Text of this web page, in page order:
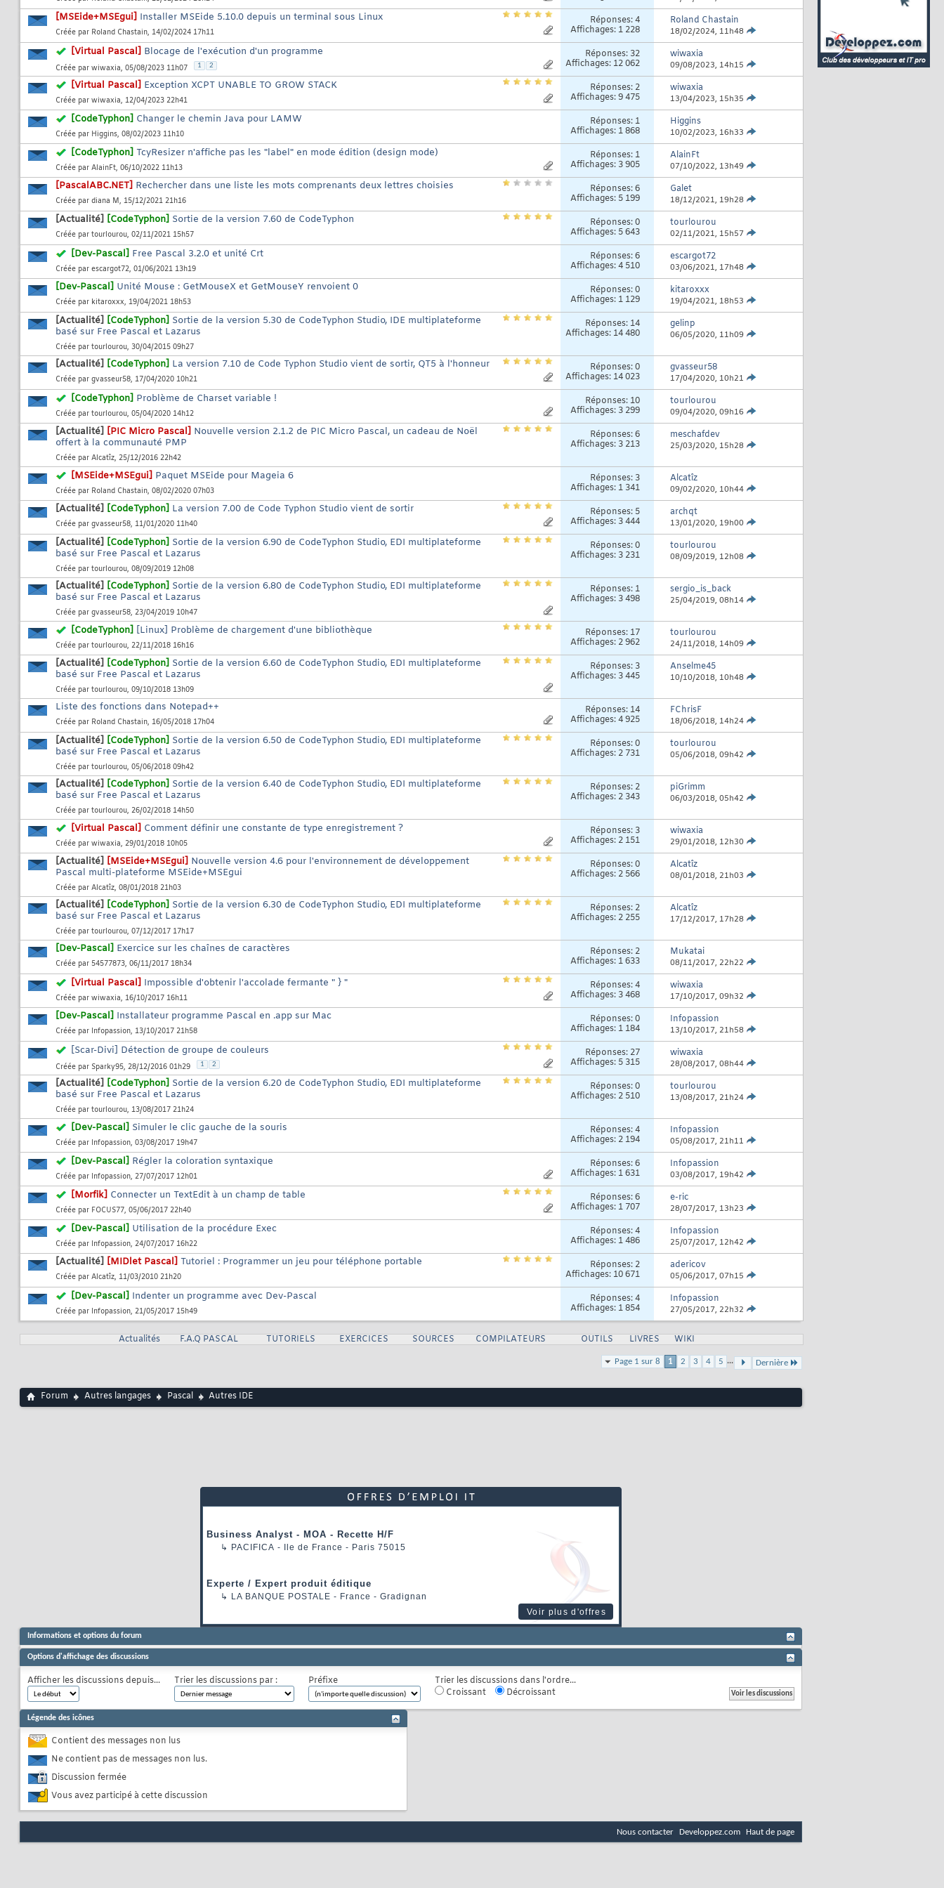
[MSEide+MSEgui] Installer MSEide 5.10.0 depuis un terminal sous Linux
Créée par Roland Chastain, 14/02/2024 17h11
Réponses:4
Affichages: 1 228
Roland Chastain
18/02/2024, 11h48
[Virtual Pascal] Blocage de l'exécution d'un programme
Créée par wiwaxia, 05/08/2023 11h07 1 2
Réponses: 32
Affichages: 12 062
wiwaxia
09/08/2023, 14h15
[Virtual Pascal] Exception XCPT UNABLE TO GROW STACK
Créée par wiwaxia, 12/04/2023 22h41
Réponses: 2
Affichages: 9 475
wiwaxia
13/04/2023, 15h35
[CodeTyphon] Changer le chemin Java pour LAMW
Créée par Higgins, 08/02/2023 11h10
Réponses: 1
Affichages: 1 868
Higgins
10/02/2023, 16h33
[CodeTyphon] TcyResizer n'affiche pas les "label" en mode édition (design mode)
Créée par AlainFt, 06/10/2022 11h13
Réponses: 1
Affichages: 3 905
AlainFt
07/10/2022, 13h49
[PascalABC.NET] Rechercher dans une liste les mots comprenants deux lettres choisies
Créée par diana M, 15/12/2021 21h16
Réponses:6
Affichages: 5 199
Galet
18/12/2021, 19h28
[Actualité] [CodeTyphon] Sortie de la version 7.60 de CodeTyphon
Créée par tourlourou, 02/11/2021 15h57
Réponses:0
Affichages: 5 643
tourlourou
02/11/2021, 15h57
[Dev-Pascal] Free Pascal 3.2.0 et unité Crt
Créée par escargot72, 01/06/2021 13h19
Réponses:6
Affichages: 4 510
escargot72
03/06/2021, 17h48
[Dev-Pascal] Unité Mouse : GetMouseX et GetMouseY renvoient 0
Créée par kitaroxxx, 19/04/2021 18h53
Réponses:0
Affichages: 1 129
kitaroxxx
19/04/2021, 18h53
[Actualité] [CodeTyphon] Sortie de la version 5.30 de CodeTyphon Studio, IDE multiplateforme
basé sur Free Pascal et Lazarus
Créée par tourlourou, 30/04/2015 09h27
Réponses: 14
Affichages: 14 480
gelinp
06/05/2020, 11h09
[Actualité] [CodeTyphon] La version 7.10 de Code Typhon Studio vient de sortir, QT5 à l'honneur
Créée par gvasseur58, 17/04/2020 10h21
Réponses:0
Affichages: 14 023
gvasseur58
17/04/2020, 10h21
[CodeTyphon] Problème de Charset variable !
Créée par tourlourou, 05/04/2020 14h12
Réponses: 10
Affichages: 3 299
tourlourou
09/04/2020, 09h16
[Actualité] [PIC Micro Pascal] Nouvelle version 2.1.2 de PIC Micro Pascal, un cadeau de Noël
offert à la communauté PMP
Créée par Alcatîz, 25/12/2016 22h42
Réponses:6
Affichages: 3 213
meschafdev
25/03/2020, 15h28
[MSEide+MSEgui] Paquet MSEide pour Mageia 6
Créée par Roland Chastain, 08/02/2020 07h03
Réponses: 3
Affichages: 1 341
Alcatîz
09/02/2020, 10h44
[Actualité] [CodeTyphon] La version 7.00 de Code Typhon Studio vient de sortir
Créée par gvasseur58, 11/01/2020 11h40
Réponses: 5
Affichages: 3 444
archqt
13/01/2020, 19h00
[Actualité] [CodeTyphon] Sortie de la version 6.90 de CodeTyphon Studio, EDI multiplateforme
basé sur Free Pascal et Lazarus
Créée par tourlourou, 08/09/2019 12h08
Réponses:0
Affichages: 3 231
tourlourou
08/09/2019, 12h08
[Actualité] [CodeTyphon] Sortie de la version 6.80 de CodeTyphon Studio, EDI multiplateforme
basé sur Free Pascal et Lazarus
Créée par gvasseur58, 23/04/2019 10h47
Réponses: 1
Affichages: 3 498
sergio_is_back
25/04/2019, 08h14
[CodeTyphon] [Linux] Problème de chargement d'une bibliothèque
Créée par tourlourou, 22/11/2018 16h16
Réponses: 17
Affichages: 2 962
tourlourou
24/11/2018, 14h09
[Actualité] [CodeTyphon] Sortie de la version 6.60 de CodeTyphon Studio, EDI multiplateforme
basé sur Free Pascal et Lazarus
Créée par tourlourou, 09/10/2018 13h09
Réponses: 3
Affichages: 3 445
Anselme45
10/10/2018, 10h48
Liste des fonctions dans Notepad++
Créée par Roland Chastain, 16/05/2018 17h04
Réponses: 14
Affichages: 4 925
FChrisF
18/06/2018, 14h24
[Actualité] [CodeTyphon] Sortie de la version 6.50 de CodeTyphon Studio, EDI multiplateforme
basé sur Free Pascal et Lazarus
Créée par tourlourou, 05/06/2018 09h42
Réponses:0
Affichages: 2 731
tourlourou
05/06/2018, 09h42
[Actualité] [CodeTyphon] Sortie de la version 6.40 de CodeTyphon Studio, EDI multiplateforme
basé sur Free Pascal et Lazarus
Créée par tourlourou, 26/02/2018 14h50
Réponses: 2
Affichages: 2 343
piGrimm
06/03/2018, 05h42
[Virtual Pascal] Comment définir une constante de type enregistrement ?
Créée par wiwaxia, 29/01/2018 10h05
Réponses: 3
Affichages: 2 151
wiwaxia
29/01/2018, 12h30
[Actualité] [MSEide+MSEgui] Nouvelle version 4.6 pour l'environnement de développement
Pascal multi-plateforme MSEide+MSEgui
Créée par Alcatîz, 08/01/2018 21h03
Réponses:0
Affichages: 2 566
Alcatîz
08/01/2018, 21h03
[Actualité] [CodeTyphon] Sortie de la version 6.30 de CodeTyphon Studio, EDI multiplateforme
basé sur Free Pascal et Lazarus
Créée par tourlourou, 07/12/2017 17h17
Réponses: 2
Affichages: 2 255
Alcatîz
17/12/2017, 17h28
[Dev-Pascal] Exercice sur les chaînes de caractères
Créée par 54577873, 06/11/2017 18h34
Réponses: 2
Affichages: 1 633
Mukatai
08/11/2017, 22h22
[Virtual Pascal] Impossible d'obtenir l'accolade fermante " } "
Créée par wiwaxia, 16/10/2017 16h11
Réponses:4
Affichages: 3 468
wiwaxia
17/10/2017, 09h32
[Dev-Pascal] Installateur programme Pascal en .app sur Mac
Créée par Infopassion, 13/10/2017 21h58
Réponses:0
Affichages: 1 184
Infopassion
13/10/2017, 21h58
[Scar-Divi] Détection de groupe de couleurs
Créée par Sparky95, 28/12/2016 01h29 1 2
Réponses: 27
Affichages: 5 315
wiwaxia
28/08/2017, 08h44
[Actualité] [CodeTyphon] Sortie de la version 6.20 de CodeTyphon Studio, EDI multiplateforme
basé sur Free Pascal et Lazarus
Créée par tourlourou, 13/08/2017 21h24
Réponses:0
Affichages: 2 510
tourlourou
13/08/2017, 21h24
[Dev-Pascal] Simuler le clic gauche de la souris
Créée par Infopassion, 03/08/2017 19h47
Réponses:4
Affichages: 2 194
Infopassion
05/08/2017, 21h11
[Dev-Pascal] Régler la coloration syntaxique
Créée par Infopassion, 27/07/2017 12h01
Réponses:6
Affichages: 1 631
Infopassion
03/08/2017, 19h42
[Morfik] Connecter un TextEdit à un champ de table
Créée par FOCUS77, 05/06/2017 22h40
Réponses:6
Affichages: 1 707
e-ric
28/07/2017, 13h23
[Dev-Pascal] Utilisation de la procédure Exec
Créée par Infopassion, 24/07/2017 16h22
Réponses:4
Affichages: 1 486
Infopassion
25/07/2017, 12h42
[Actualité] [MIDlet Pascal] Tutoriel : Programmer un jeu pour téléphone portable
Créée par Alcatîz, 11/03/2010 21h20
Réponses: 2
Affichages: 10 671
adericov
05/06/2017, 07h15
[Dev-Pascal] Indenter un programme avec Dev-Pascal
Créée par Infopassion, 21/05/2017 15h49
Réponses:4
Affichages: 1 854
Infopassion
27/05/2017, 22h32
Actualités F.A.Q PASCAL TUTORIELS EXERCICES SOURCES COMPILATEURS OUTILS LIVRES WIKI
Page 1 sur 8 1 2 3 4 5 ... Dernière
Forum Autres langages Pascal Autres IDE
Business Analyst - MOA - Recette H/F
↳ PACIFICA - Ile de France - Paris 75015
Experte / Expert produit éditique
↳ LA BANQUE POSTALE - France - Gradignan
Voir plus d'offres
Informations et options du forum
Options d'affichage des discussions
Afficher les discussions depuis... Trier les discussions par : Préfixe
Trier les discussions dans l'ordre...
Croissant
Décroissant
Légende des icônes
Contient des messages non lus
Ne contient pas de messages non lus.
Discussion fermée
Vous avez participé à cette discussion
Nous contacter Developpez.com Haut de page